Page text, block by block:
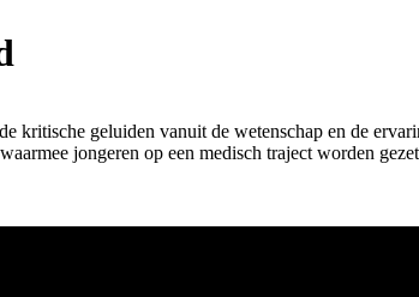
kritische geluiden vanuit de wetenschap en de
jongeren op een medisch traject worden